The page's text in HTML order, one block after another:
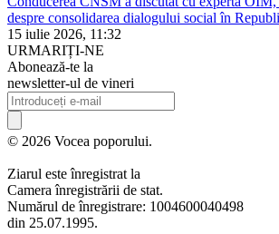
despre consolidarea dialogului social în
15 iulie 2026, 11:32
URMARIȚI-NE
Abonează-te la
newsletter-ul de vineri
© 2026 Vocea poporului.
Ziarul este înregistrat la
Camera înregistrării de stat.
Numărul de înregistrare: 1004600040498
din 25.07.1995.